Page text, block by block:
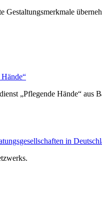
„Pflegende Hände“
in